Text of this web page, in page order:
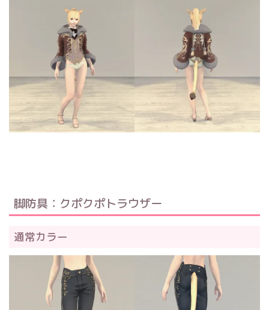
脚防具：クポクポトラウザー
通常カラー